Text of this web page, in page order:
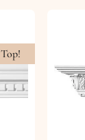
Top!